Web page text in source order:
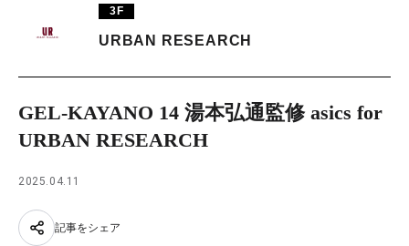
3F
URBAN RESEARCH
GEL-KAYANO 14 湯本弘通監修 asics for
URBAN RESEARCH
2025.04.11
記事をシェア